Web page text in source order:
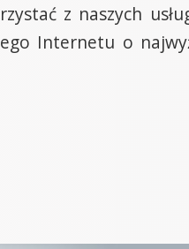
z naszych
Internetu o